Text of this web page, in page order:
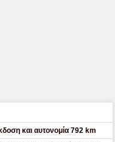
και αυτονομία 792 km